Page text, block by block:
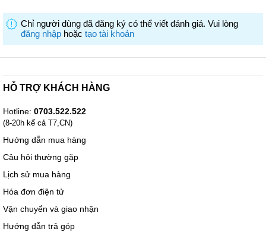
Chỉ người dùng đã đăng ký có thể viết đánh giá. Vui lòng
đăng nhập hoặc tạo tài khoản
HỖ TRỢ KHÁCH HÀNG
Hotline: 0703.522.522
(8-20h kể cả T7,CN)
Hướng dẫn mua hàng
Câu hỏi thường gặp
Lịch sử mua hàng
Hóa đơn điện tử
Vận chuyển và giao nhận
Hướng dẫn trả góp